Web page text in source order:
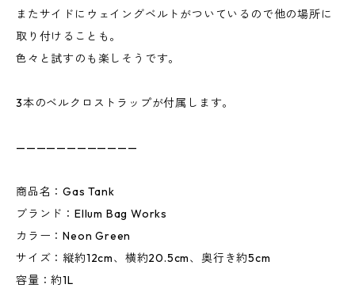
またサイドにウェイングベルトがついているので他の場所に
取り付けることも。
色々と試すのも楽しそうです。
3本のベルクロストラップが付属します。
————————————
商品名：Gas Tank
ブランド：Ellum Bag Works
カラー：Neon Green
サイズ：縦約12cm、横約20.5cm、奥行き約5cm
容量：約1L